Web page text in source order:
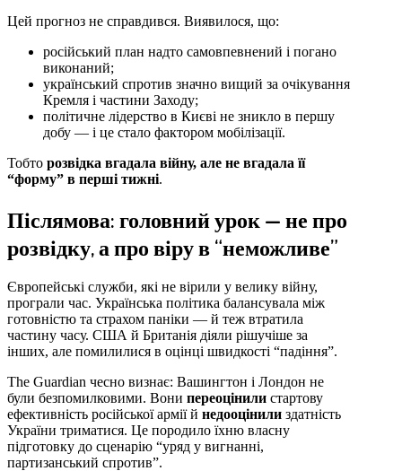
Цей прогноз не справдився. Виявилося, що:
російський план надто самовпевнений і погано
виконаний;
український спротив значно вищий за очікування
Кремля і частини Заходу;
політичне лідерство в Києві не зникло в першу
добу — і це стало фактором мобілізації.
Тобто розвідка вгадала війну, але не вгадала її
“форму” в перші тижні.
Післямова: головний урок — не про
розвідку, а про віру в “неможливе”
Європейські служби, які не вірили у велику війну,
програли час. Українська політика балансувала між
готовністю та страхом паніки — й теж втратила
частину часу. США й Британія діяли рішучіше за
інших, але помилилися в оцінці швидкості “падіння”.
The Guardian чесно визнає: Вашингтон і Лондон не
були безпомилковими. Вони переоцінили стартову
ефективність російської армії й недооцінили здатність
України триматися. Це породило їхню власну
підготовку до сценарію “уряд у вигнанні,
партизанський спротив”.